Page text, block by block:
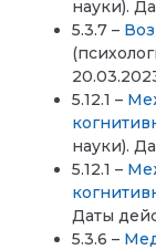
науки).
5.3.7 –
5.12.1 –
науки).
5.12.1 –
Даты
5.3.6 –